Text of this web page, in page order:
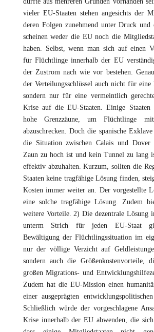
vieler EU-Staaten stehen angesichts der
deren Folgen zunehmend unter Druck und
scheinen weder die EU noch die
haben. Selbst, wenn man sich auf einen
für Flüchtlinge innerhalb der EU
der Zustrom nach wie vor bestehen.
der Verteilungsschlüssel auch nicht für
sondern nur für eine vermeintlich
Krise auf die EU-Staaten. Einige Staaten
hohe Grenzzäune, um Flüchtlinge
abzuschrecken. Doch die spanische
die Situation zwischen Calais und Dover
Zaun zu hoch ist und kein Tunnel zu lang
effektiv abzuhalten. Kurzum, sollten die
Staaten keine tragfähige Lösung finden,
Kosten immer weiter an. Der vorgestellte
eine solche tragfähige Lösung. Zudem
weitere Vorteile. 2) Die dezentrale Lösung
unterm Strich für jeden EU-Staat
Bewältigung der Flüchtlingssituation im
nur der völlige Verzicht auf
sondern auch die Größenkostenvorteile,
großen Migrations- und
Zudem hat die EU-Mission einen
einer ausgeprägten
Schließlich würde der vorgeschlagene
Krise innerhalb der EU abwenden, die sich